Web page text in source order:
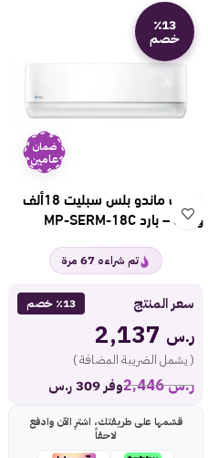
٪13
خصم
ضمان
عامين
مكيف ماندو بلس سبليت 18ألف
وحدة – بارد MP-SERM-18C
تم شراءه 67 مرة
سعر المنتج ٪13 خصم
ر.س
( يشمل الضريبة المضافة )
ر.س2,446 وفر 309 ر.س
قسّمها على طريقتك، اشترِ الآن وادفع
لاحقاً